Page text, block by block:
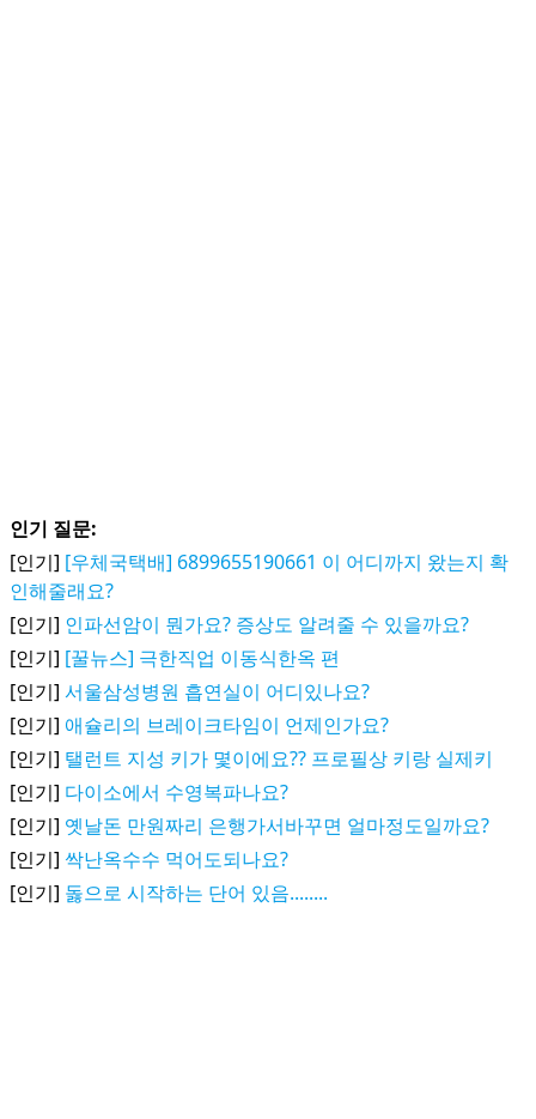
인기 질문:
[인기] [우체국택배] 6899655190661 이 어디까지 왔는지 확
인해줄래요?
[인기] 인파선암이 뭔가요? 증상도 알려줄 수 있을까요?
[인기] [꿀뉴스] 극한직업 이동식한옥 편
[인기] 서울삼성병원 흡연실이 어디있나요?
[인기] 애슐리의 브레이크타임이 언제인가요?
[인기] 탤런트 지성 키가 몇이에요?? 프로필상 키랑 실제키
[인기] 다이소에서 수영복파나요?
[인기] 옛날돈 만원짜리 은행가서바꾸면 얼마정도일까요?
[인기] 싹난옥수수 먹어도되나요?
[인기] 돓으로 시작하는 단어 있음........